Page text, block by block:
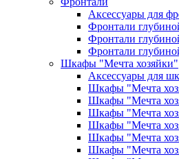
Аксессуары для
Фронтали
Фронтали
Фронтали
Шкафы "Мечта хозяйки"
Аксессуары для
Шкафы "Мечта
Шкафы "Мечта
Шкафы "Мечта
Шкафы "Мечта
Шкафы "Мечта
Шкафы "Мечта